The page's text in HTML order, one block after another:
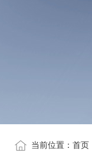
当前位置： 首页